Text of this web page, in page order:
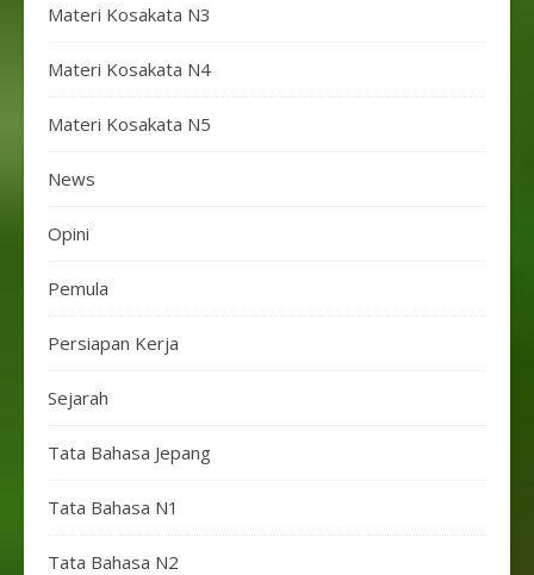
Materi Kosakata N3
Materi Kosakata N4
Materi Kosakata N5
News
Opini
Pemula
Persiapan Kerja
Sejarah
Tata Bahasa Jepang
Tata Bahasa N1
Tata Bahasa N2